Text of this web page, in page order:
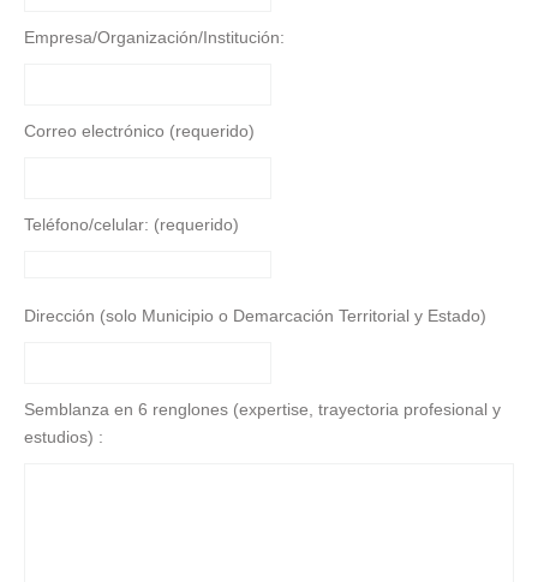
Empresa/Organización/Institución:
Correo electrónico (requerido)
Teléfono/celular: (requerido)
Dirección (solo Municipio o Demarcación Territorial y Estado)
Semblanza en 6 renglones (expertise, trayectoria profesional y
estudios) :